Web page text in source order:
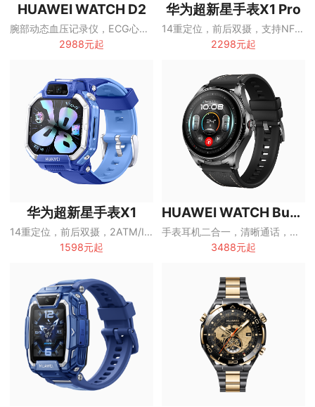
HUAWEI WATCH D2
腕部动态血压记录仪，ECG心电分析，1.82英寸AMOLED屏，6天续航
2988元起
华为超新星手表X1 Pro
14重定位，前后双摄，支持NFC，2ATM/IP68/IP69防护
2298元起
华为超新星手表X1
14重定位，前后双摄，2ATM/IP68/IP69防护
1598元起
HUAWEI WATCH Buds2
手表耳机二合一，清晰通话，多维健康管理
3488元起